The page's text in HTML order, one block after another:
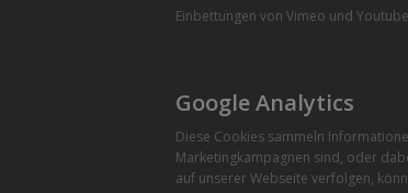
Einbettungen von Vimeo und
Google Analytics
Diese Cookies sammeln
Marketingkampagnen sind, oder
auf unserer Webseite verfolgen,